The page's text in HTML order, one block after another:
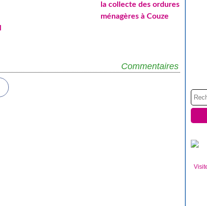
la collecte des ordures
ménagères à Couze
Commentaires